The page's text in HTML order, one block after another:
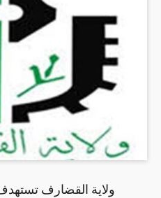
ولاية القضارف تستهدف تطعيم 25